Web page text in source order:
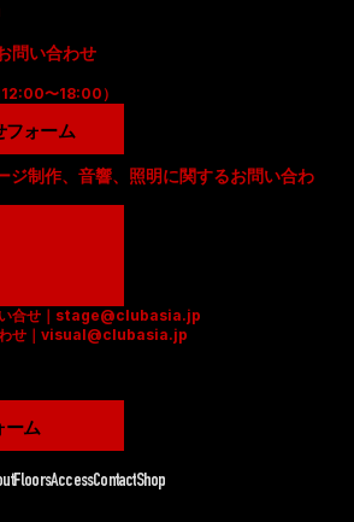
問い合わせ
〜18:00）
フォーム
ジ制作、音響、照明に関するお問い合わ
い合せ｜stage@clubasia.jp
わせ｜visual@clubasia.jp
ーム
FloorsAccessContactShop